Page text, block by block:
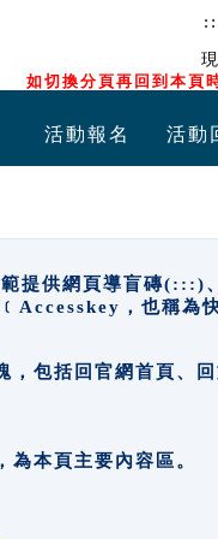
如切換分頁再回到本頁
活動報名 活動
提供網頁導盲磚(:::)
，也稱為快
括回官網首頁、回
本頁主要內容區。